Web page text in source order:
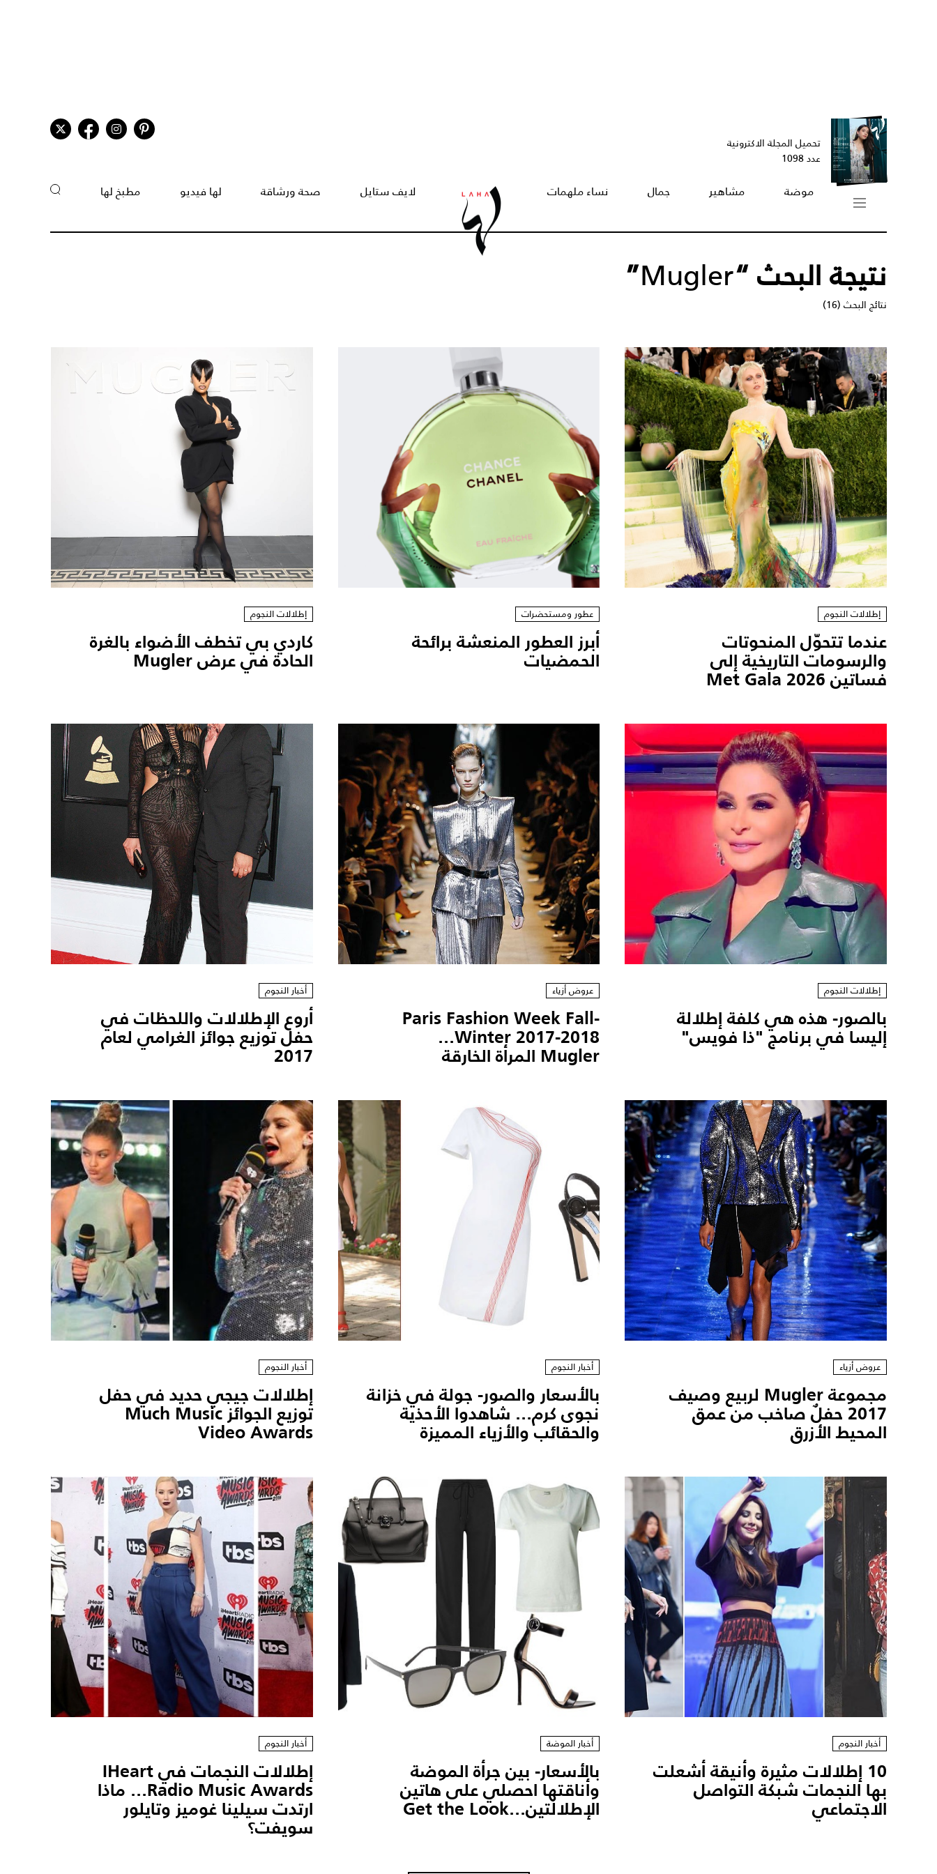
تحميل المجلة الاكترونية
عدد 1098
موضة مشاهير جمال نساء ملهمات لايف ستايل صحة ورشاقة لها فيديو مطبخ لها
نتيجة البحث “Mugler
”
نتائج البحث (16)
إطلالات النجوم
عندما تتحوّل المنحوتات
والرسومات التاريخية إلى
فساتين Met Gala 2026
عطور ومستحضرات
أبرز العطور المنعشة برائحة
الحمضيات
إطلالات النجوم
كاردي بي تخطف الأضواء بالغرة
الحادة في عرض Mugler
إطلالات النجوم
بالصور- هذه هي كلفة إطلالة
إليسا في برنامج "ذا فويس"
عروض أزياء
Paris Fashion Week Fall-
Winter 2017-2018...
Mugler المرأة الخارقة
أخبار النجوم
أروع الإطلالات واللحظات في
حفل توزيع جوائز الغرامي لعام
2017
عروض أزياء
مجموعة Mugler لربيع وصيف
2017 حفلٌ صاخب من عمق
المحيط الأزرق
أخبار النجوم
بالأسعار والصور- جولة في خزانة
نجوى كرم... شاهدوا الأحذية
والحقائب والأزياء المميزة
أخبار النجوم
إطلالات جيجي حديد في حفل
توزيع الجوائز Much Music
Video Awards
أخبار النجوم
10 إطلالات مثيرة وأنيقة أشعلت
بها النجمات شبكة التواصل
الاجتماعي
أخبار الموضة
بالأسعار- بين جرأة الموضة
وأناقتها احصلي على هاتين
الإطلالتين...Get the Look
أخبار النجوم
إطلالات النجمات في IHeart
Radio Music Awards... ماذا
ارتدت سيلينا غوميز وتايلور
سويفت؟